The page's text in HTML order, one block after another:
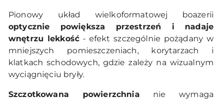
Pionowy układ wielkoformatowej boazerii
optycznie powiększa przestrzeń i nadaje
wnętrzu lekkość - efekt szczególnie pożądany w
mniejszych pomieszczeniach, korytarzach i
klatkach schodowych, gdzie zależy na wizualnym
wyciągnięciu bryły.
Szczotkowana powierzchnia nie wymaga